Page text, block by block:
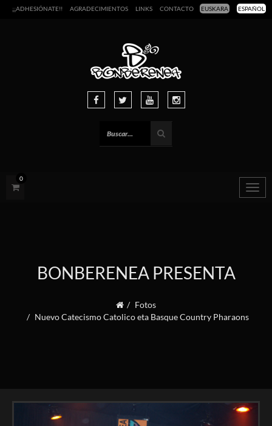
EUSKARA ESPAÑOL
¡¡ADHESIÓNATE!! AGRADECIMIENTOS LINKS CONTACTO
0
BONBERENEA PRESENTA
Fotos
Nuevo Catecismo Catolico eta Basque Country Pharaons